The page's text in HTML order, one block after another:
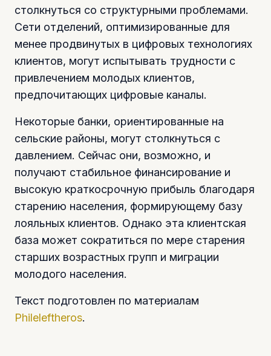
столкнуться со структурными проблемами.
Сети отделений, оптимизированные для
менее продвинутых в цифровых технологиях
клиентов, могут испытывать трудности с
привлечением молодых клиентов,
предпочитающих цифровые каналы.
Некоторые банки, ориентированные на
сельские районы, могут столкнуться с
давлением. Сейчас они, возможно, и
получают стабильное финансирование и
высокую краткосрочную прибыль благодаря
старению населения, формирующему базу
лояльных клиентов. Однако эта клиентская
база может сократиться по мере старения
старших возрастных групп и миграции
молодого населения.
Текст подготовлен по материалам
Phileleftheros.